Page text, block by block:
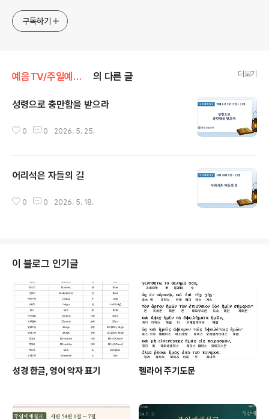
구독하기
예음TV/주일예배설교 의 다른 글 더보기
성령으로 충만함을 받으라
0 0 2026. 5. 25.
어리석은 자들의 길
0 0 2026. 5. 18.
이 블로그 인기글
성경 한글, 영어 약자 표기 헬라어 주기도문